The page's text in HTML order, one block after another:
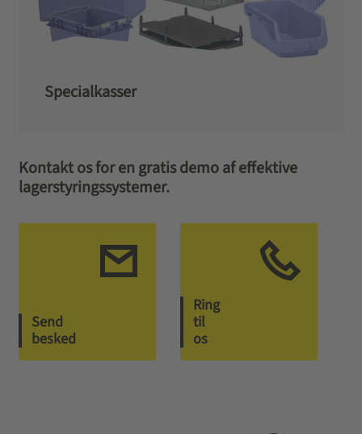
Specialkasser
Kontakt os for en gratis demo af effektive
lagerstyringssystemer.
Send
besked
Ring
til
os